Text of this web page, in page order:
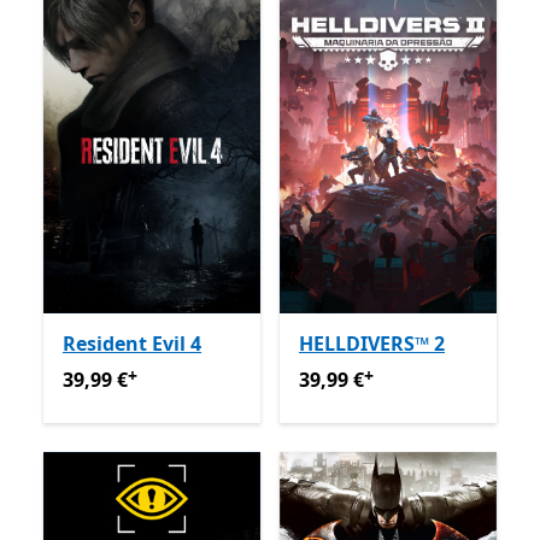
Resident Evil 4
39,99 €Ofertas em compras de aplicações
39,99 €+
HELLDIVERS™ 2
39,99 €Ofertas em
39,99 €+